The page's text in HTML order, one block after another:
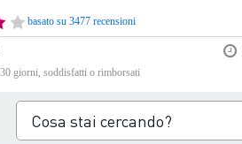
basato su 3477 recensioni
giorni, soddisfatti o rimborsati